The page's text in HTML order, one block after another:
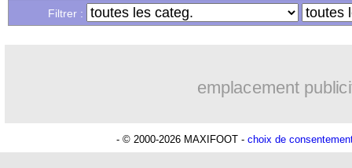
Filtrer :
emplacement
- © 2000-2026 MAXIFOOT - choix de